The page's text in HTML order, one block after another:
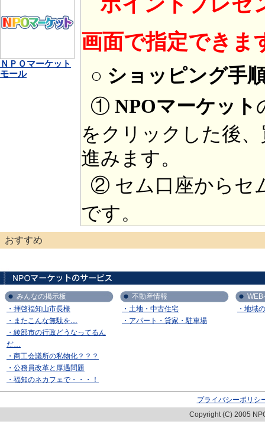
ＮＰＯマーケット
モール
画面で指定できま
○ ショッピング手
① NPOマーケット
をクリックした後
進みます。
② セム口座からセ
です。
おすすめ
みんなの掲示板
・拝啓福知山市長様
・またこんな無駄を…
・綾部市の行政どうなってるん
だ…
・商工会議所の私物化？？？
・公務員改革と厚遇問題
・福知のネカフェで・・・！
不動産情報
・土地・中古住宅
・アパート・貸家・駐車場
WEB
・地域
プライバシーポリシ
Copyright (C) 2005